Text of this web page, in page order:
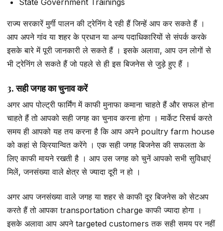
State Government Trainings
राज्य सरकारें मुर्गी पालन की ट्रेनिंग दे रही हैं जिन्हें आप कर सकते हैं ।
आप अपने गांव या शहर के प्रधान या अन्य पदाधिकारियों से संपर्क करके
इसके बारे में पूरी जानकारी ले सकते हैं । इसके अलावा, आप उन लोगों से
भी ट्रेनिंग ले सकते हैं जो पहले से ही इस बिजनेस से जुड़े हुए हैं ।
3. सही जगह का चुनाव करें
अगर आप पोल्ट्री फार्मिंग में काफी मुनाफा कमाना चाहते हैं और सफल होना
चाहते हैं तो आपको सही जगह का चुनाव करना होगा । मार्केट रिसर्च करते
समय ही आपको यह तय करना है कि आप अपने poultry farm house
को कहां से क्रियान्वित करेंगे । एक सही जगह बिजनेस की सफलता के
लिए काफी मायने रखती है । आप उस जगह को चुनें आपको सभी सुविधाएं
मिलें, जनसंख्या वाले क्षेत्र से ज्यादा दूरी न हो ।
अगर आप जनसंख्या वाले जगह या शहर से काफी दूर बिजनेस को सेटअप
करते हैं तो आपका transportation charge काफी ज्यादा होगा ।
इसके अलावा आप अपने targeted customers तक सही समय पर नहीं